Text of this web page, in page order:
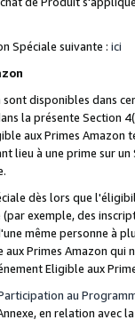
Spéciale suivante : ici
sont disponibles dans
la présente Section
aux Primes Amazon
lieu à une prime sur
dès lors que
exemple, des
même personne à
Primes Amazon qui
Eligible aux
au
en relation avec